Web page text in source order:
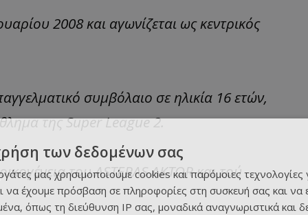
2008 και αγωνίζεται ως κεντρικός
συμβόλαιο σε ηλικία 16 ετών,
της Super League 2.
του ASTERAS AKTOR και τού
των δεδομένων σας
μας χρησιμοποιούμε cookies και παρόμοιες τεχνολογίες
να έχουμε πρόσβαση σε πληροφορίες στη συσκευή σας και να
όπως τη διεύθυνση IP σας, μοναδικά αναγνωριστικά και